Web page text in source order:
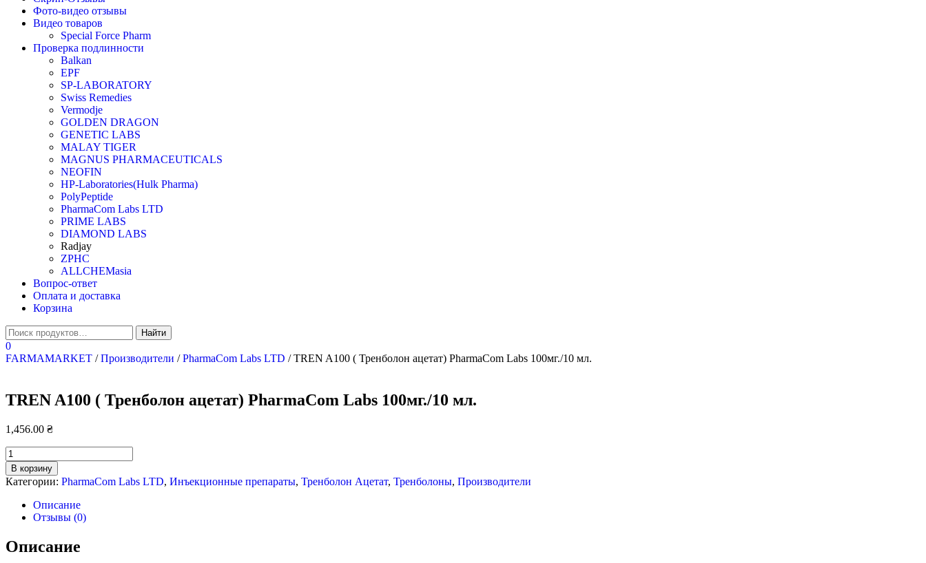
Фото-видео отзывы
Видео товаров
Special Force Pharm
Проверка подлинности
Balkan
EPF
SP-LABORATORY
Swiss Remedies
Vermodje
GOLDEN DRAGON
GENETIC LABS
MALAY TIGER
MAGNUS PHARMACEUTICALS
NEOFIN
HP-Laboratories(Hulk Pharma)
PolyPeptide
PharmaCom Labs LTD
PRIME LABS
DIAMOND LABS
Radjay
ZPHC
ALLCHEMasia
Вопрос-ответ
Оплата и доставка
Корзина
0
FARMAMARKET /Производители /PharmaCom Labs LTD / TREN A100 ( Тренболон ацетат) PharmaCom Labs 100мг./10 мл.
TREN A100 ( Тренболон ацетат) PharmaCom Labs 100мг./10 мл.
1,456.00 ₴
Количество
TREN
A100
(
Тренболон
ацетат)
Labs
100мг./10
В корзину
Категории: PharmaCom Labs LTD, Инъeкциoнныe препараты, Тренболон Ацетат, Тренболоны, Производители
Описание
Отзывы (0)
Описание